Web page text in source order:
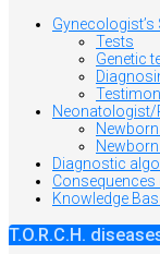
Gynecologist’s
Tests
Genetic
Neonatologist/
Diagnostic
Knowledge
T.O.R.C.H.